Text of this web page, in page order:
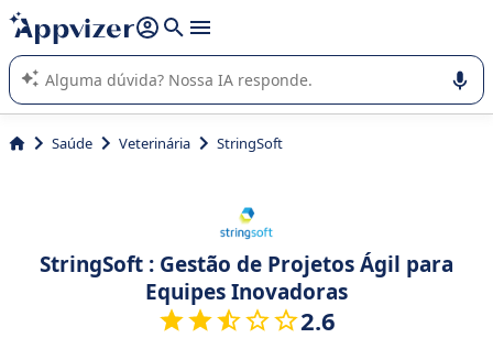
de nossa IA (várias linhas com
A IA do Appvizer o orienta no uso ou na seleção de software
SaaS para sua empresa.
Saúde Veterinária StringSoft
StringSoft : Gestão de Projetos Ágil para
Equipes Inovadoras
2.6